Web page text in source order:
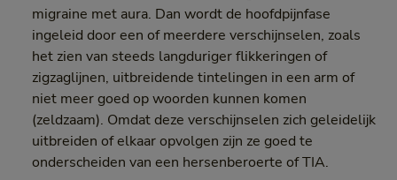
migraine met aura. Dan wordt de hoofdpijnfase
ingeleid door een of meerdere verschijnselen, zoals
het zien van steeds langduriger flikkeringen of
zigzaglijnen, uitbreidende tintelingen in een arm of
niet meer goed op woorden kunnen komen
(zeldzaam). Omdat deze verschijnselen zich geleidelijk
uitbreiden of elkaar opvolgen zijn ze goed te
onderscheiden van een hersenberoerte of TIA.